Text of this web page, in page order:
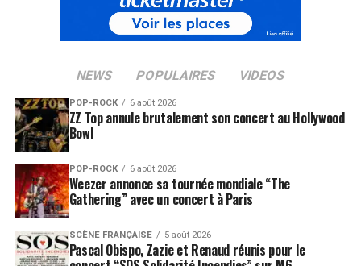
NEWS POPULAIRES VIDEOS
POP-ROCK 6 août 2026
ZZ Top annule brutalement son concert au Hollywood
Bowl
POP-ROCK 6 août 2026
Weezer annonce sa tournée mondiale “The
Gathering” avec un concert à Paris
SCÈNE FRANÇAISE 5 août 2026
Pascal Obispo, Zazie et Renaud réunis pour le